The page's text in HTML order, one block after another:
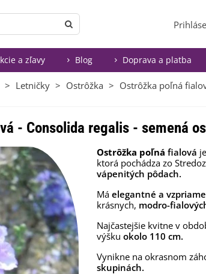
a zľavy Blog Doprava a platba
> Letničky > Ostrôžka > Ostrôžka poľná
- Consolida regalis - semená
Ostrôžka poľná fialová
ktorá pochádza zo
vápenitých pôdach.
Má elegantné a
krásnych, modro-
Najčastejšie kvitne v
výšku okolo 110 cm.
Vynikne na okrasnom
skupinách.